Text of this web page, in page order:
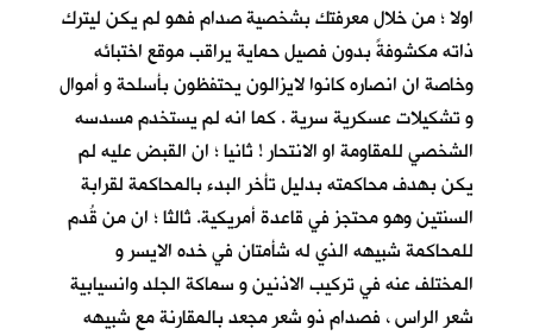
اولا ؛ من خلال معرفتك بشخصية صدام فهو لم يكن ليترك
ذاته مكشوفةً بدون فصيل حماية يراقب موقع اختبائه
وخاصة ان انصاره كانوا لايزالون يحتفظون بأسلحة و أموال
و تشكيلات عسكرية سرية . كما انه لم يستخدم مسدسه
الشخصي للمقاومة او الانتحار ! ثانيا ؛ ان القبض عليه لم
يكن بهدف محاكمته بدليل تأخر البدء بالمحاكمة لقرابة
السنتين وهو محتجز في قاعدة أمريكية. ثالثا ؛ ان من قُدم
للمحاكمة شبيهه الذي له شأمتان في خده الايسر و
المختلف عنه في تركيب الاذنين و سماكة الجلد وانسيابية
شعر الراس ، فصدام ذو شعر مجعد بالمقارنة مع شبيهه